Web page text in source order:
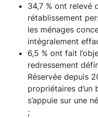
34,7 % ont relevé
rétablissement
les ménages
intégralement
6,5 % ont fait
redressement
Réservée depuis
propriétaires
s’appuie sur une
;